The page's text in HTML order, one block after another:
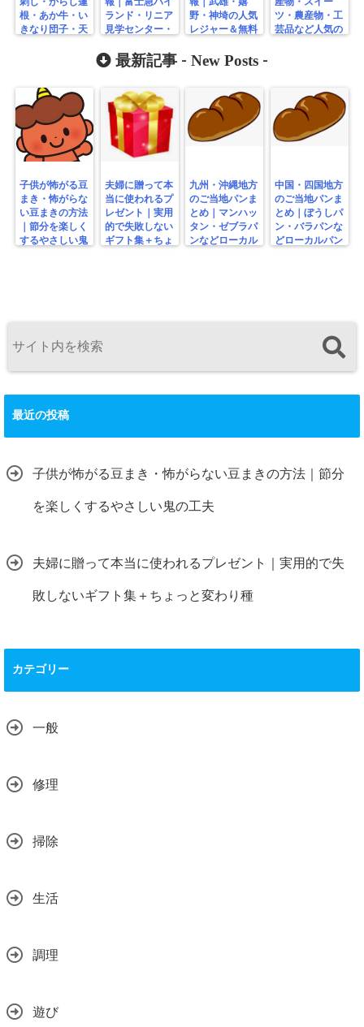
根・あか牛・い
きなり団子・天
ランド・リニア
見学センター・
料スポット
野・神埼の人気
レジャー＆無料
ツ・農産物・工
芸品など人気の
最新記事 - New Posts -
子供が怖がる豆
まき・怖がらな
い豆まきの方法
｜節分を楽しく
するやさしい鬼
夫婦に贈って本
当に使われるプ
レゼント｜実用
的で失敗しない
ギフト集＋ちょ
九州・沖縄地方
のご当地パンま
とめ｜マンハッ
タン・ゼブラパ
ンなどローカル
中国・四国地方
のご当地パンま
とめ｜ぼうしパ
ン・バラパンな
どローカルパン
最近の投稿
子供が怖がる豆まき・怖がらない豆まきの方法｜節分
を楽しくするやさしい鬼の工夫
夫婦に贈って本当に使われるプレゼント｜実用的で失
敗しないギフト集＋ちょっと変わり種
カテゴリー
一般
修理
掃除
生活
調理
遊び